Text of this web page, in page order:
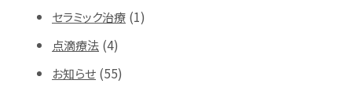
セラミック治療 (1)
点滴療法 (4)
お知らせ (55)